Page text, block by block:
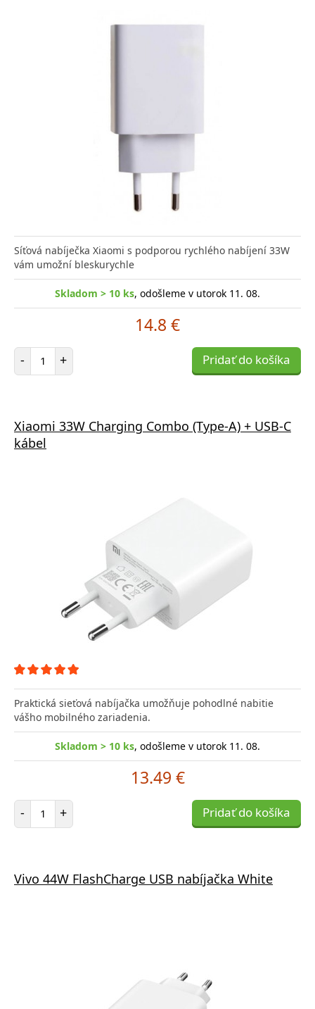
Síťová nabíječka Xiaomi s podporou rychlého nabíjení 33W
vám umožní bleskurychle
Skladom > 10 ks, odošleme v utorok 11. 08.
14.8 €
- Počet položiek
+ Pridať do košíka
Xiaomi 33W Charging Combo (Type-A) + USB-C
kábel
Praktická sieťová nabíjačka umožňuje pohodlné nabitie
vášho mobilného zariadenia.
Skladom > 10 ks, odošleme v utorok 11. 08.
13.49 €
- Počet položiek
+ Pridať do košíka
Vivo 44W FlashCharge USB nabíjačka White